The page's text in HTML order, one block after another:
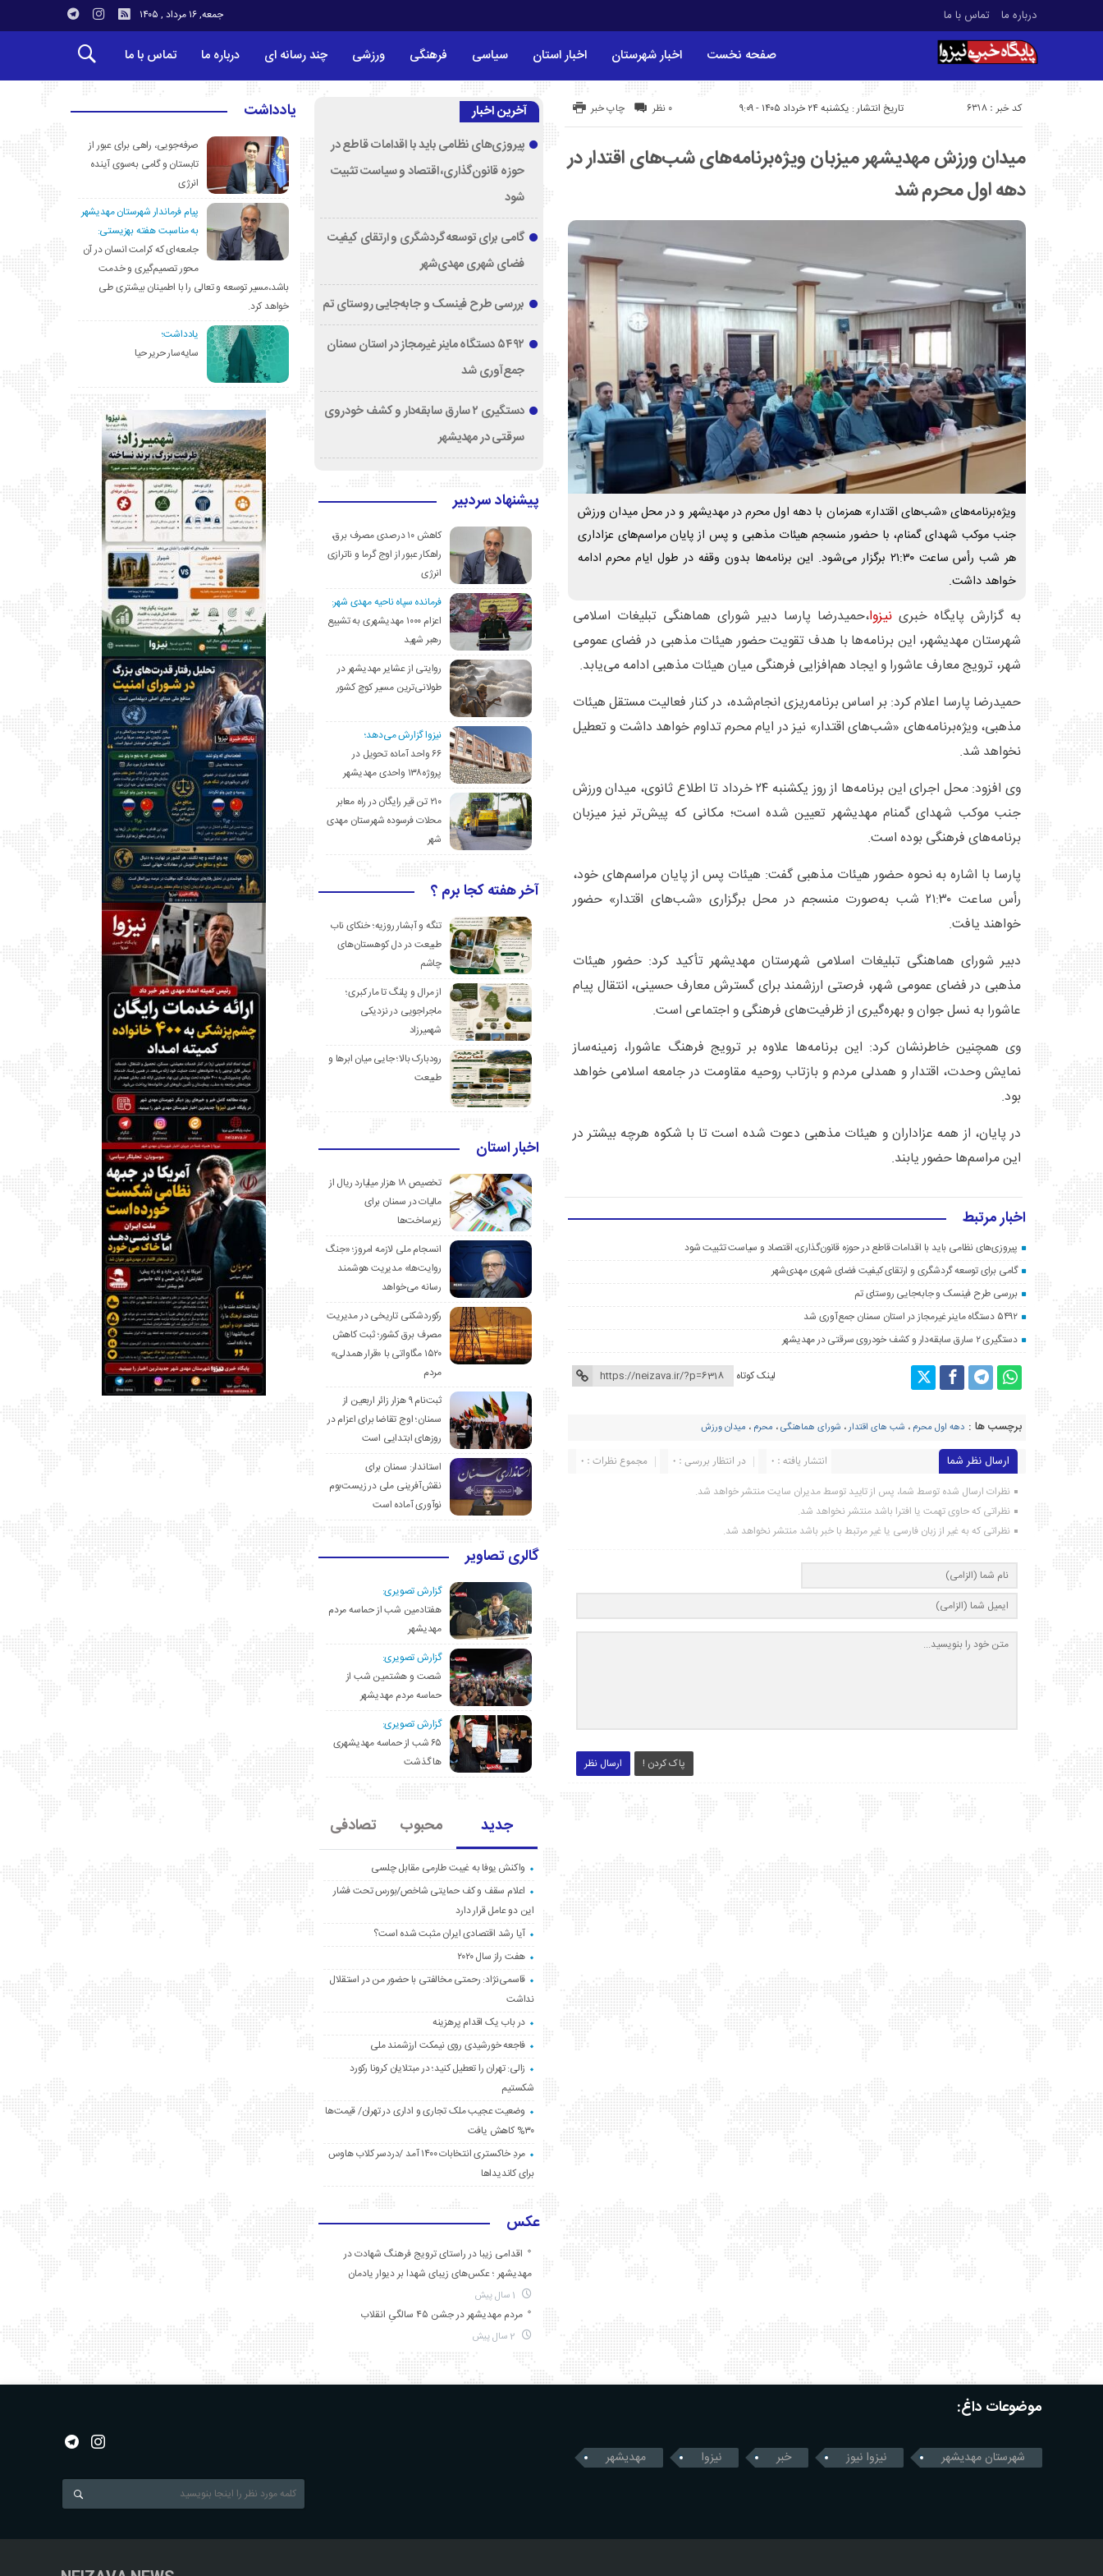
درباره ما تماس با ما جمعه, ۱۶ مرداد , ۱۴۰۵
صفحه نخست اخبار شهرستان اخبار استان سیاسی فرهنگی ورزشی چند رسانه ای درباره ما تماس با ما
تاریخ انتشار : یکشنبه ۲۴ خرداد ۱۴۰۵ - ۹:۰۹ کد خبر : 6318 چاپ خبر ۰ نظر
میدان ورزش مهدیشهر میزبان ویژه‌برنامه‌های شب‌های اقتدار در
دهه اول محرم شد
ویژه‌برنامه‌های «شب‌های اقتدار» همزمان با دهه اول محرم در مهدیشهر و در محل میدان ورزش
جنب موکب شهدای گمنام، با حضور منسجم هیئات مذهبی و پس از پایان مراسم‌های عزاداری
هر شب رأس ساعت ۲۱:۳۰ برگزار می‌شود. این برنامه‌ها بدون وقفه در طول ایام محرم ادامه
خواهد داشت.
به گزارش پایگاه خبرینیزوا،حمیدرضا پارسا دبیر شورای هماهنگی تبلیغات اسلامی
شهرستان مهدیشهر، این برنامه‌ها با هدف تقویت حضور هیئات مذهبی در فضای عمومی
شهر، ترویج معارف عاشورا و ایجاد هم‌افزایی فرهنگی میان هیئات مذهبی ادامه می‌یابد.
حمیدرضا پارسا اعلام کرد: بر اساس برنامه‌ریزی انجام‌شده، در کنار فعالیت مستقل هیئات
مذهبی، ویژه‌برنامه‌های «شب‌های اقتدار» نیز در ایام محرم تداوم خواهد داشت و تعطیل
نخواهد شد.
وی افزود: محل اجرای این برنامه‌ها از روز یکشنبه ۲۴ خرداد تا اطلاع ثانوی، میدان ورزش
جنب موکب شهدای گمنام مهدیشهر تعیین شده است؛ مکانی که پیش‌تر نیز میزبان
برنامه‌های فرهنگی بوده است.
پارسا با اشاره به نحوه حضور هیئات مذهبی گفت: هیئات پس از پایان مراسم‌های خود،
رأس ساعت ۲۱:۳۰ شب به‌صورت منسجم در محل برگزاری «شب‌های اقتدار» حضور
خواهند یافت.
دبیر شورای هماهنگی تبلیغات اسلامی شهرستان مهدیشهر تأکید کرد: حضور هیئات
مذهبی در فضای عمومی شهر، فرصتی ارزشمند برای گسترش معارف حسینی، انتقال پیام
عاشورا به نسل جوان و بهره‌گیری از ظرفیت‌های فرهنگی و اجتماعی است.
وی همچنین خاطرنشان کرد: این برنامه‌ها علاوه بر ترویج فرهنگ عاشورا، زمینه‌ساز
نمایش وحدت، اقتدار و همدلی مردم و بازتاب روحیه مقاومت در جامعه اسلامی خواهد
بود.
در پایان، از همه عزاداران و هیئات مذهبی دعوت شده است تا با شکوه هرچه بیشتر در
این مراسم‌ها حضور یابند.
اخبار مرتبط
پیروزی‌های نظامی باید با اقدامات قاطع در حوزه قانون‌گذاری، اقتصاد و سیاست تثبیت شود
گامی برای توسعه گردشگری و ارتقای کیفیت فضای شهری مهدی‌شهر
بررسی طرح فینسک و جابه‌جایی روستای تم
۵۴۹۲ دستگاه ماینر غیرمجاز در استان سمنان جمع‌آوری شد
دستگیری ۲ سارق سابقه‌دار و کشف خودروی سرقتی در مهدیشهر
لینک کوتاه
برچسب ها : دهه اول محرم ، شب های اقتدار، شورای هماهنگی، محرم ، میدان ورزش
ارسال نظر شما مجموع نظرات : 0 در انتظار بررسی : 0 انتشار یافته : ۰
نظرات ارسال شده توسط شما، پس از تایید توسط مدیران سایت منتشر خواهد شد.
نظراتی که حاوی تهمت یا افترا باشد منتشر نخواهد شد.
نظراتی که به غیر از زبان فارسی یا غیر مرتبط با خبر باشد منتشر نخواهد شد.
ارسال نظر پاک کردن !
آخرین اخبار
پیروزی‌های نظامی باید با اقدامات قاطع در
حوزه قانون‌گذاری، اقتصاد و سیاست تثبیت
شود
گامی برای توسعه گردشگری و ارتقای کیفیت
فضای شهری مهدی‌شهر
بررسی طرح فینسک و جابه‌جایی روستای تم
۵۴۹۲ دستگاه ماینر غیرمجاز در استان سمنان
جمع‌آوری شد
دستگیری ۲ سارق سابقه‌دار و کشف خودروی
سرقتی در مهدیشهر
پیشنهاد سردبیر
کاهش ۱۰ درصدی مصرف برق،
راهکار عبور از اوج گرما و ناترازی
انرژی
فرمانده سپاه ناحیه مهدی شهر:
اعزام ۱۰۰۰ مهدیشهری به تشییع
رهبر شهید
روایتی از عشایر مهدیشهر در
طولانی‌ترین مسیر کوچ کشور
نیزوا گزارش می‌دهد؛
۶۶ واحد آماده تحویل در
پروژه۱۳۸ واحدی مهدیشهر
۲۱۰ تن قیر رایگان در راه معابر
محلات فرسوده شهرستان مهدی
شهر
آخر هفته کجا برم ؟
تنگه و آبشار روزیه؛ خنکای ناب
طبیعت در دل کوهستان‌های
چاشم
از مرال و پلنگ تا مار کبری؛
ماجراجویی در نزدیکی
شهمیرزاد
رودبارک بالا؛ جایی میان ابرها و
طبیعت
اخبار استان
تخصیص ۱۸ هزار میلیارد ریال از
مالیات در سمنان برای
زیرساخت‌ها
انسجام ملی لازمه امروز؛ «جنگ
روایت‌ها» مدیریت هوشمند
رسانه می‌خواهد
رکوردشکنی تاریخی در مدیریت
مصرف برق کشور؛ ثبت کاهش
۱۵۲۰ مگاواتی با «قرار همدلی»
مردم
ثبت‌نام ۹ هزار زائر اربعین از
سمنان؛ اوج تقاضا برای اعزام در
روزهای ابتدایی است
استاندار: سمنان برای
نقش‌آفرینی ملی در زیست‌بوم
نوآوری آماده است
گالری تصاویر
گزارش تصویری:
هفتادمین شب از حماسه مردم
مهدیشهر
گزارش تصویری:
شصت و هشتمین شب از
حماسه مردم مهدیشهر
گزارش تصویری:
۶۵ شب از حماسه مهدیشهری
ها گذشت
جدید محبوب تصادفی
واکنش یوفا به غیبت طارمی مقابل چلسی
اعلام سقف و کف حمایتی شاخص/بورس تحت فشار
این دو عامل قرار دارد
آیا رشد اقتصادی ایران مثبت شده است؟
هفت راز سال ۲۰۲۰
قاسمی‌نژاد: رحمتی مخالفتی با حضور من در استقلال
نداشت
در باب یک اقدام پرهزینه
فاجعه خورشیدی روی نیمکت ارزشمند ملی
زالی: تهران را تعطیل کنید؛ در مبتلایان کرونا رکورد
شکستیم
وضعیت عجیب ملک تجاری و اداری در تهران/ قیمت‌ها
۳۰% کاهش یافت
مردِ خاکستری انتخابات ۱۴۰۰ آمد /دردسر کلاب هاوس
برای کاندیداها
عکس
اقدامی زیبا در راستای ترویج فرهنگ شهادت در
مهدیشهر ؛ عکس‌های زیبای شهدا بر دیوار یادمان
مردم مهدیشهر در جشن ۴۵ سالگیِ انقلاب
یادداشت
صرفه‌جویی، راهی برای عبور از
تابستان و گامی به‌سوی آینده
انرژی
پیام فرماندار شهرستان مهدیشهر
به مناسبت هفته بهزیستی:
جامعه‌ای که کرامت انسان در آن
محور تصمیم‌گیری و خدمت
باشد،مسیر توسعه و تعالی را با اطمینان بیشتری طی
خواهد کرد.
یادداشت؛
سایه‌سار حریر حیا
موضوعات داغ:
شهرستان مهدیشهر نیزوا نیوز خبر نیزوا مهدیشهر